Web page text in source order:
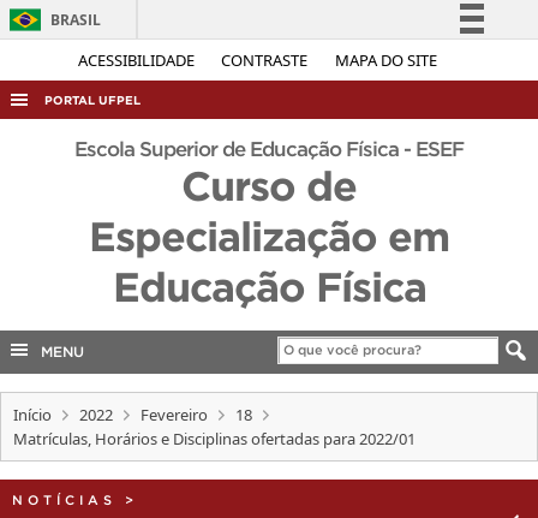
ACESSIBILIDADE CONTRASTE MAPA DO SITE
BRASIL
Simplifique!
Acesso à informação
Legislação
Canais
PORTAL UFPEL
ACESSO À INFORMAÇÃO
COBALTO
INTERNACIONAL
Escola Superior de Educação Física - ESEF
Curso de
Especialização em
Educação Física
MENU
Início 2022 Fevereiro
18
Matrículas, Horários e Disciplinas ofertadas para 2022/01
NOTÍCIAS >